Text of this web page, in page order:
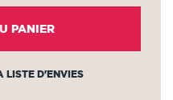
PANIER
LISTE D'ENVIES